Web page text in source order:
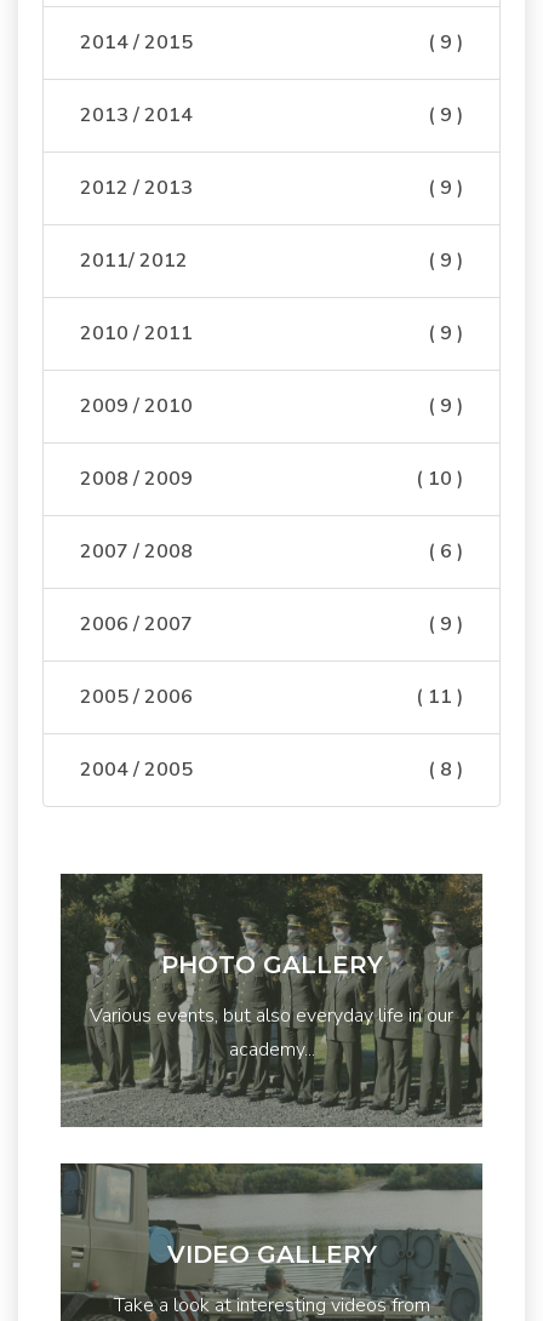
2014 / 2015 ( 9 )
2013 / 2014 ( 9 )
2012 / 2013 ( 9 )
2011/ 2012 ( 9 )
2010 / 2011 ( 9 )
2009 / 2010 ( 9 )
2008 / 2009 ( 10 )
2007 / 2008 ( 6 )
2006 / 2007 ( 9 )
2005 / 2006 ( 11 )
2004 / 2005 ( 8 )
PHOTO GALLERY
Various events, but also everyday life in our
academy...
VIDEO GALLERY
Take a look at interesting videos from